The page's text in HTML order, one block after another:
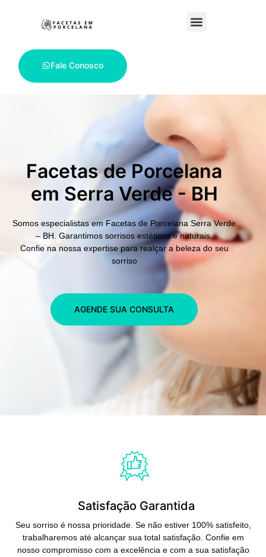
Fale Conosco
Facetas de Porcelana
em Serra Verde - BH
Somos especialistas em Facetas de Porcelana Serra Verde
– BH. Garantimos sorrisos estéticos e naturais.
Confie na nossa expertise para realçar a beleza do seu
sorriso
AGENDE SUA CONSULTA
Satisfação Garantida
Seu sorriso é nossa prioridade. Se não estiver 100% satisfeito,
trabalharemos até alcançar sua total satisfação. Confie em
nosso compromisso com a excelência e com a sua satisfação